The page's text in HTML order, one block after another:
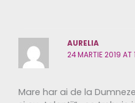
AURELIA
24 MARTIE 2019 AT
Mare har ai de la